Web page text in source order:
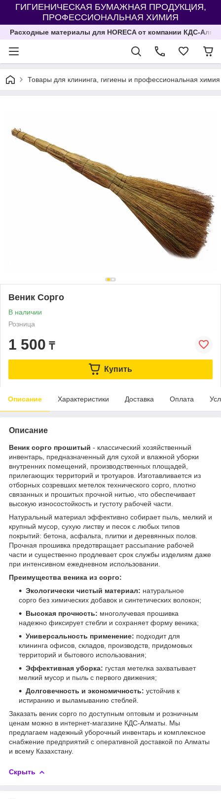
ГИГИЕНИЧЕСКАЯ БУМАЖНАЯ ПРОДУКЦИЯ,
ПРОФЕССИОНАЛЬНАЯ ХИМИЯ
Расходные материалы для HORECA от компании КДС-
Товары для клининга, гигиены и профессиональная химия
Веник Сорго
В наличии
Розница
1 500 ₸
Купить
Описание Характеристики Доставка Оплата
Описание
Веник сорго прошитый - классический хозяйственный
инвентарь, предназначенный для сухой и влажной уборки
внутренних помещений, производственных площадей,
прилегающих территорий и тротуаров. Изготавливается из
отборных созревших метелок технического сорго, плотно
связанных и прошитых прочной нитью, что обеспечивает
высокую износостойкость и густоту рабочей части.
Натуральный материал эффективно собирает пыль, мелкий и
крупный мусор, сухую листву и песок с любых типов
покрытий: бетона, асфальта, плитки и деревянных полов.
Прочная прошивка предотвращает рассыпание рабочей
части и существенно продлевает срок службы изделиям даже
при интенсивном ежедневном использовании.
Преимущества веника из сорго:
Экологически чистый материал: натуральное
сорго без химических добавок и синтетических волокон;
Высокая прочность: многолучевая прошивка
надежно фиксирует стебли и сохраняет форму веника;
Универсальность применение: подходит для
клининга офисов, складов, производств, придомовых
территорий и бытового использования;
Эффективная уборка: густая метелка захватывает
мелкий мусор и пыль с первого движения;
Долговечность и экономичность: устойчив к
истиранию и выламыванию стеблей.
Заказать веник сорго по доступным оптовым и розничным
ценам можно в интернет-магазине КДС-Алматы. Мы
предлагаем надежный уборочный инвентарь и комплексное
снабжение предприятий с оперативной доставкой по Алматы
и всему Казахстану.
Скрыть